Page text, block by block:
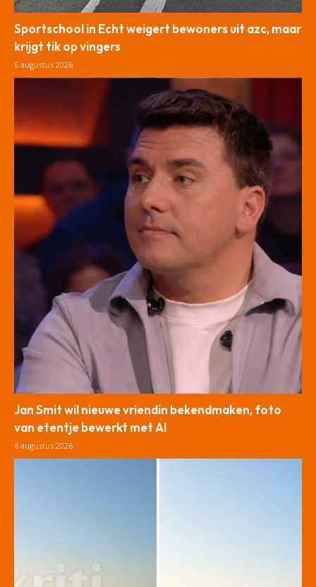
Sportschool in Echt weigert bewoners uit azc, maar
krijgt tik op vingers
6 augustus 2026
Jan Smit wil nieuwe vriendin bekendmaken, foto
van etentje bewerkt met AI
6 augustus 2026